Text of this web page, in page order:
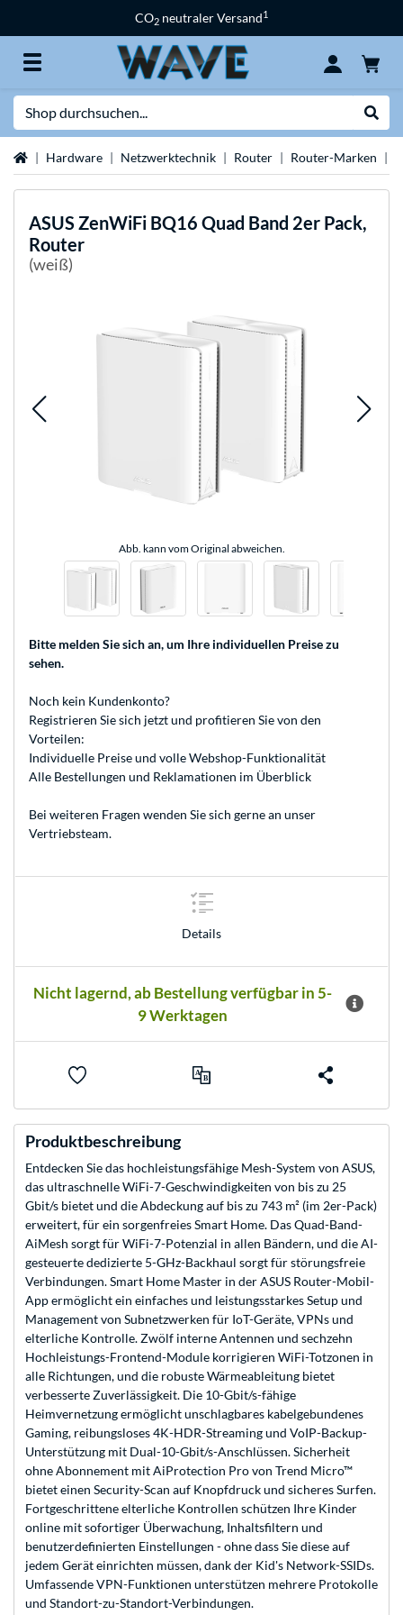
CO2 neutraler Versand1
StartseiteHardware Netzwerktechnik Router Router-Marken
ASUS ZenWiFi BQ16 Quad Band 2er Pack,
Router
(weiß)
Abb. kann vom Original abweichen.
Bitte melden Sie sich an, um Ihre individuellen Preise zu
sehen.
Noch kein Kundenkonto?
Registrieren Sie sich jetzt und profitieren Sie von den
Vorteilen:
Individuelle Preise und volle Webshop-Funktionalität
Alle Bestellungen und Reklamationen im Überblick
Bei weiteren Fragen wenden Sie sich gerne an unser
Vertriebsteam.
Details
Nicht lagernd, ab Bestellung verfügbar in 5-
9 Werktagen
Produktbeschreibung
Entdecken Sie das hochleistungsfähige Mesh-System von ASUS,
das ultraschnelle WiFi-7-Geschwindigkeiten von bis zu 25
Gbit/s bietet und die Abdeckung auf bis zu 743 m² (im 2er-Pack)
erweitert, für ein sorgenfreies Smart Home. Das Quad-Band-
AiMesh sorgt für WiFi-7-Potenzial in allen Bändern, und die AI-
gesteuerte dedizierte 5-GHz-Backhaul sorgt für störungsfreie
Verbindungen. Smart Home Master in der ASUS Router-Mobil-
App ermöglicht ein einfaches und leistungsstarkes Setup und
Management von Subnetzwerken für IoT-Geräte, VPNs und
elterliche Kontrolle. Zwölf interne Antennen und sechzehn
Hochleistungs-Frontend-Module korrigieren WiFi-Totzonen in
alle Richtungen, und die robuste Wärmeableitung bietet
verbesserte Zuverlässigkeit. Die 10-Gbit/s-fähige
Heimvernetzung ermöglicht unschlagbares kabelgebundenes
Gaming, reibungsloses 4K-HDR-Streaming und VoIP-Backup-
Unterstützung mit Dual-10-Gbit/s-Anschlüssen. Sicherheit
ohne Abonnement mit AiProtection Pro von Trend Micro™
bietet einen Security-Scan auf Knopfdruck und sicheres Surfen.
Fortgeschrittene elterliche Kontrollen schützen Ihre Kinder
online mit sofortiger Überwachung, Inhaltsfiltern und
benutzerdefinierten Einstellungen - ohne dass Sie diese auf
jedem Gerät einrichten müssen, dank der Kid's Network-SSIDs.
Umfassende VPN-Funktionen unterstützen mehrere Protokolle
und Standort-zu-Standort-Verbindungen.